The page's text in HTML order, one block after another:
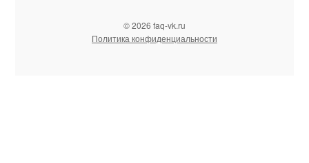
© 2026 faq-vk.ru
Политика конфиденциальности